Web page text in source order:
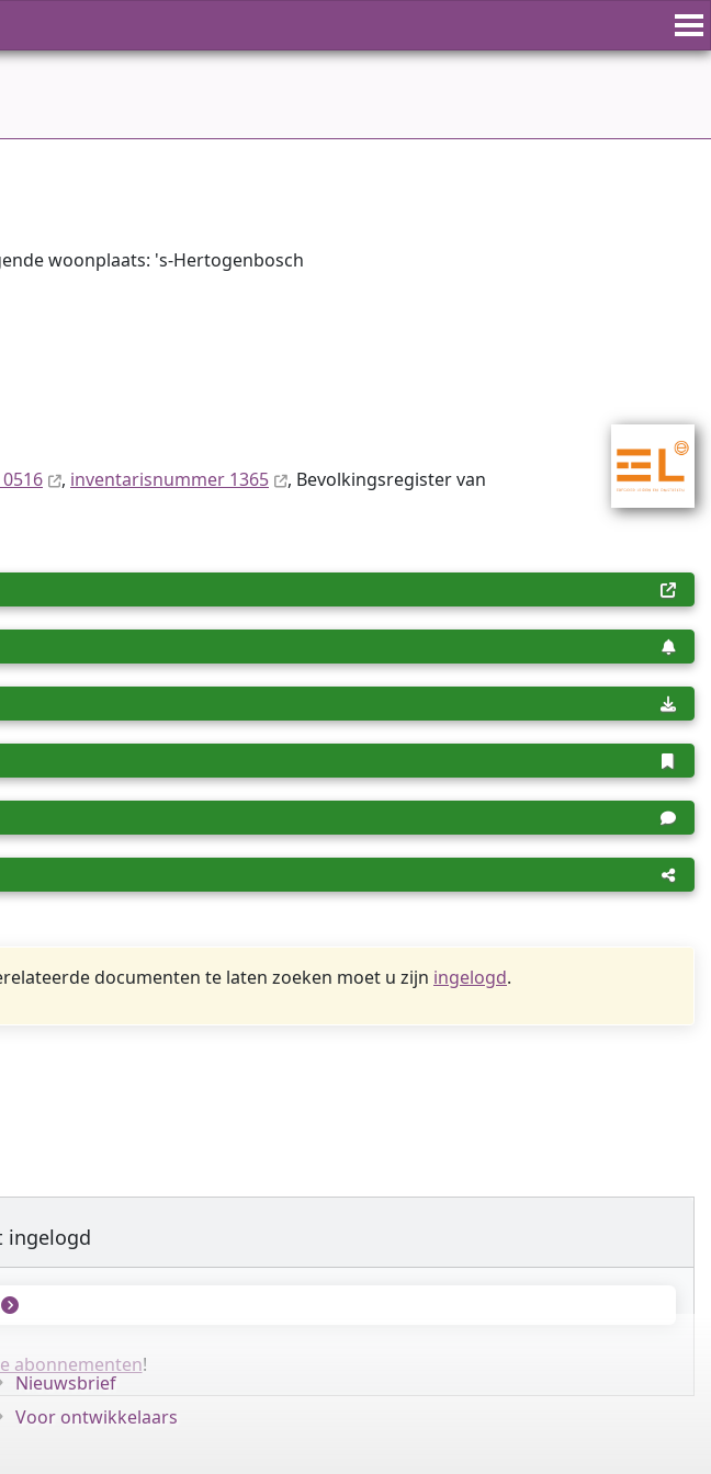
woonplaats: 's-Hertogenbosch
, inventaris­num­mer 1365
, Bevolkingsregister van
documenten te laten zoeken moet u zijn ingelogd.
ingelogd
abonnementen!
Nieuwsbrief
Voor ontwikkelaars